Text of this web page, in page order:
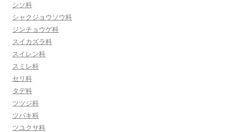
シソ科
シャクジョウソウ科
ジンチョウゲ科
スイカズラ科
スイレン科
スミレ科
セリ科
タデ科
ツツジ科
ツバキ科
ツユクサ科